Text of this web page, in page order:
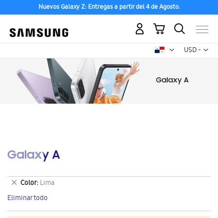
Nuevos Galaxy Z: Entregas a partir del 4 de Agosto.
USD -
dólar
Mi carrito
Galaxy A
Color Lima
Eliminar
este
artículo
Eliminar todo